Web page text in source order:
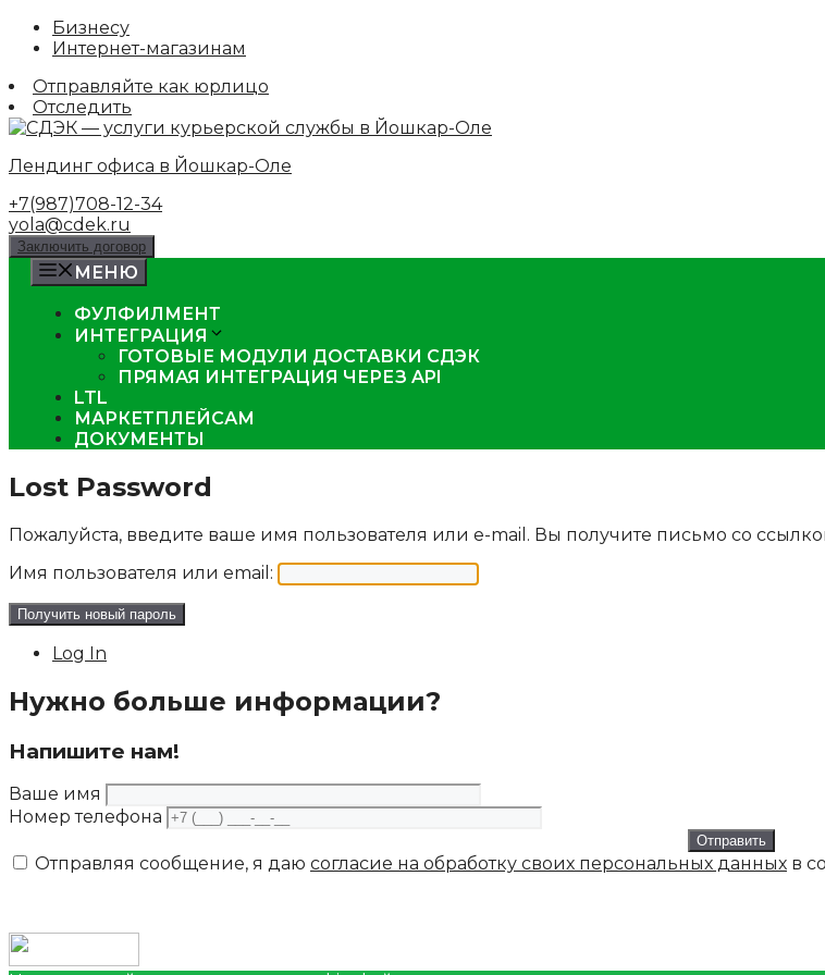
Skip
Бизнесу
Интернет-магазинам
Отправляйте как юрлицо
Отследить
Лендинг офиса в Йошкар-Оле
+7(987)708-12-34
yola@cdek.ru
Заключить договор
МЕНЮ
ФУЛФИЛМЕНТ
ИНТЕГРАЦИЯ
ГОТОВЫЕ МОДУЛИ ДОСТАВКИ СДЭК
ПРЯМАЯ ИНТЕГРАЦИЯ ЧЕРЕЗ API
LTL
МАРКЕТПЛЕЙСАМ
ДОКУМЕНТЫ
Lost Password
Пожалуйста, введите ваше имя пользователя или e-mail. Вы получите письмо со
Имя пользователя или email:
Log In
Нужно больше информации?
Напишите нам!
Ваше имя
Номер телефона
Отправляя сообщение, я даю согласие на обработку своих персональных данных в